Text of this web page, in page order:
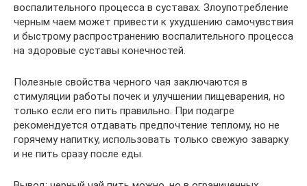
воспалительного процесса в суставах. Злоупотребление
черным чаем может привести к ухудшению самочувствия
и быстрому распространению воспалительного процесса
на здоровые суставы конечностей.
Полезные свойства черного чая заключаются в
стимуляции работы почек и улучшении пищеварения, но
только если его пить правильно. При подагре
рекомендуется отдавать предпочтение теплому, но не
горячему напитку, использовать только свежую заварку
и не пить сразу после еды.